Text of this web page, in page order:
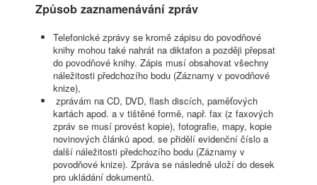
Způsob zaznamenávání zpráv
Telefonické zprávy se kromě zápisu do povodňové
knihy mohou také nahrát na diktafon a později přepsat
do povodňové knihy. Zápis musí obsahovat všechny
náležitosti předchozího bodu (Záznamy v povodňové
knize),
zprávám na CD, DVD, flash discích, paměťových
kartách apod. a v tištěné formě, např. fax (z faxových
zpráv se musí provést kopie), fotografie, mapy, kopie
novinových článků apod. se přidělí evidenční číslo a
další náležitosti předchozího bodu (Záznamy v
povodňové knize). Zpráva se následně uloží do desek
pro ukládání dokumentů.